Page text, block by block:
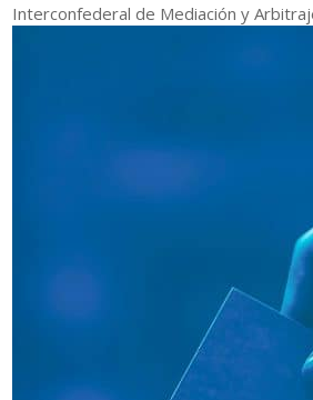
Interconfederal de Mediación y